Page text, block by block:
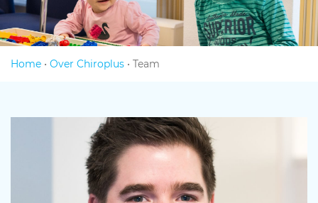
Home • Over Chiroplus • Team